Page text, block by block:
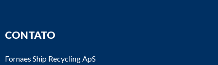
CONTATO
Fornaes Ship Recycling ApS